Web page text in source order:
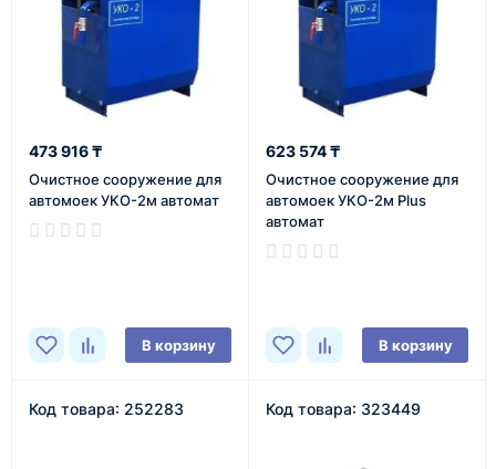
473 916 ₸
Очистное сооружение для
автомоек УКО-2м автомат
В корзину
623 574 ₸
Очистное сооружение для
автомоек УКО-2м Plus
автомат
В корзину
Код товара: 252283 Код товара: 323449